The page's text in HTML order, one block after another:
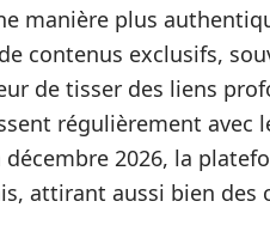
manière plus
contenus exclusifs,
de tisser des liens
régulièrement avec
2026, la
attirant aussi bien des